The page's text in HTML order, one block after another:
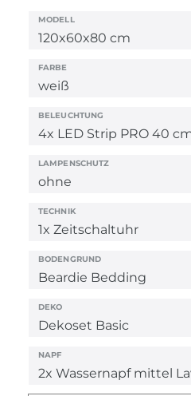
MODELL
FARBE
BELEUCHTUNG
LAMPENSCHUTZ
TECHNIK
BODENGRUND
DEKO
NAPF